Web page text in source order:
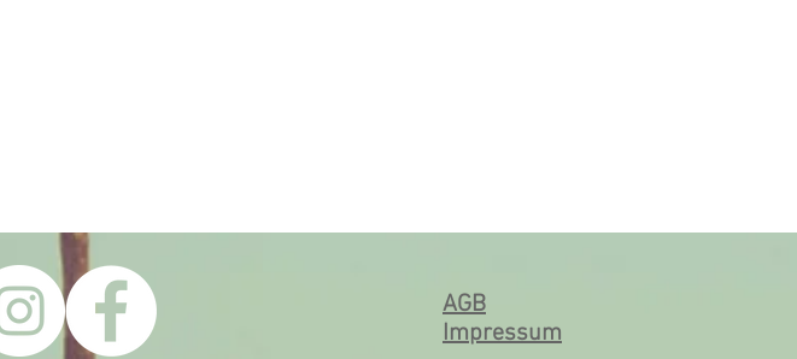
AGB
Impressum